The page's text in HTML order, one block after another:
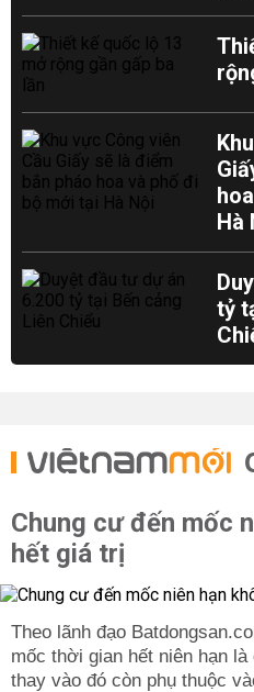
Hà
tỷ
Chung cư đến mốc
hết giá trị
Theo lãnh đạo
mốc thời gian hết niên hạn
thay vào đó còn phụ thuộc